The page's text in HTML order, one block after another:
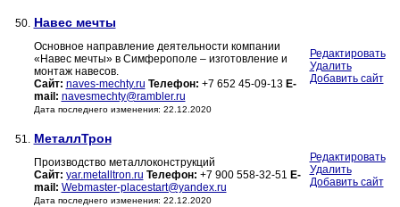
50. Навес мечты
Основное направление деятельности компании
«Навес мечты» в Симферополе – изготовление и
монтаж навесов.
Сайт: naves-mechty.ru Телефон: +7 652 45-09-13 E-
mail: navesmechty@rambler.ru
Дата последнего изменения: 22.12.2020
Редактировать
Удалить
Добавить сайт
51. МеталлТрон
Производство металлоконструкций
Сайт: yar.metalltron.ru Телефон: +7 900 558-32-51 E-
mail: Webmaster-placestart@yandex.ru
Дата последнего изменения: 22.12.2020
Редактировать
Удалить
Добавить сайт